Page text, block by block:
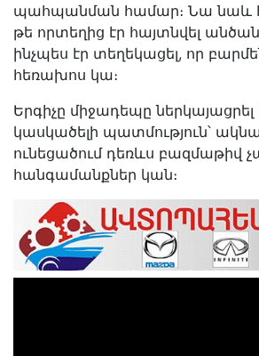
պահպանման համար։ Նա նաև
թե որտեղից էր հայտնվել
ինչպես էր տեղեկացել, որ
հեռախոս կա։
Երգիչը միջադեպը ներկայացրել
կասկածելի պատմություն՝
ունեցածում դեռևս բազմաթիվ
հանգամանքներ կան։